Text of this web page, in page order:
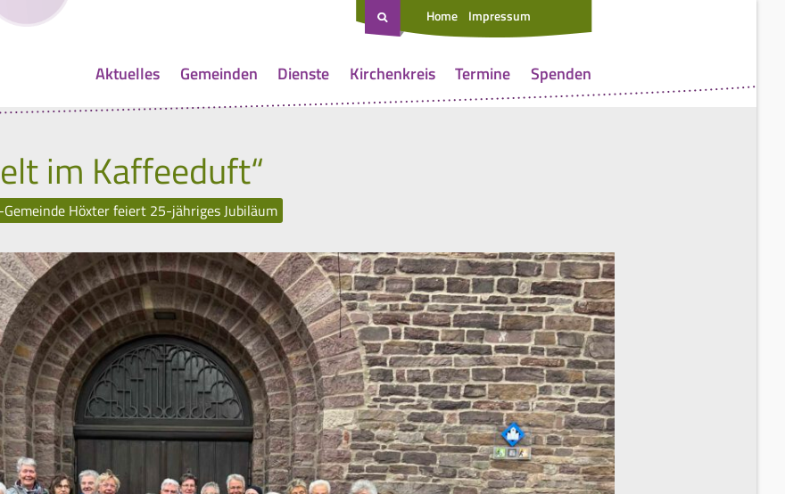
Home Impressum
Aktuelles Gemeinden Dienste Kirchenkreis Termine Spenden
im Kaffeeduft“
Höxter feiert 25-jähriges Jubiläum